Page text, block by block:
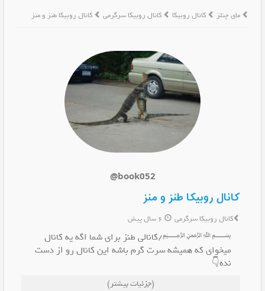
مای چنلز کانال روبیکا کانال روبیکا سرگرمی کانال روبیکا طنز و منز
@book052
کانال روبیکا طنز و منز
کانال روبیکا سرگرمی
﷽/کانالی طنز برای شما اگه یه کانال
میخوای که همیشه سرت گرم باشه این کانال رو از دست
نده👇
همین حالا عضو شو و پاره شو از خنده بهترین کانال طنز
(جزئیات بیشتر)